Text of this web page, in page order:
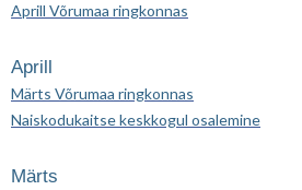
Aprill Võrumaa ringkonnas
Aprill
Märts Võrumaa ringkonnas
Naiskodukaitse keskkogul osalemine
Märts